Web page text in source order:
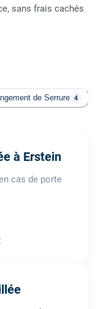
sans frais cachés
de Serrure 4
à Erstein
cas de porte